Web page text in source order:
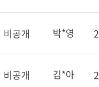
비공개 박*영
비공개 김*아